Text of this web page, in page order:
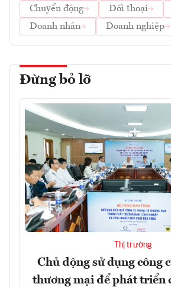
Chuyển động
Đối thoại
Doanh nhân
Doanh nghiệp
Đừng bỏ lỡ
Thị trường
Chủ động sử dụng công
thương mại để phát triển